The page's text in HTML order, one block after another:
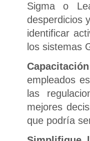
Sigma o
desperdicios
identificar
los sistemas
empleados
las
mejores
que podría